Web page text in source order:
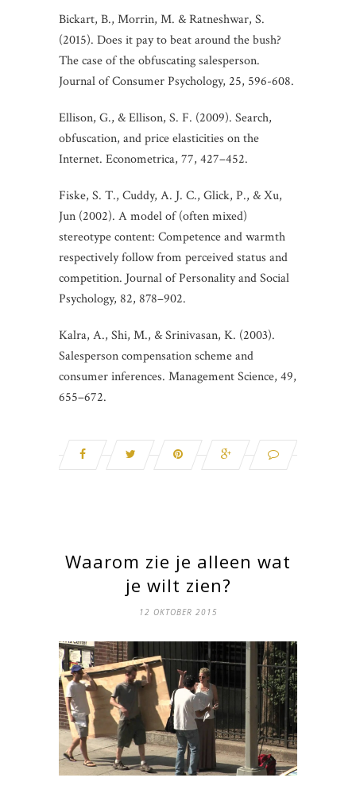
Bickart, B., Morrin, M. & Ratneshwar, S.
(2015). Does it pay to beat around the bush?
The case of the obfuscating salesperson.
Journal of Consumer Psychology, 25, 596-608.
Ellison, G., & Ellison, S. F. (2009). Search,
obfuscation, and price elasticities on the
Internet. Econometrica, 77, 427–452.
Fiske, S. T., Cuddy, A. J. C., Glick, P., & Xu,
Jun (2002). A model of (often mixed)
stereotype content: Competence and warmth
respectively follow from perceived status and
competition. Journal of Personality and Social
Psychology, 82, 878–902.
Kalra, A., Shi, M., & Srinivasan, K. (2003).
Salesperson compensation scheme and
consumer inferences. Management Science, 49,
655–672.
Waarom zie je alleen wat
je wilt zien?
12 OKTOBER 2015